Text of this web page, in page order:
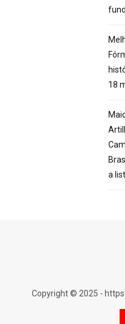
18
a
Copyright © 2025 -